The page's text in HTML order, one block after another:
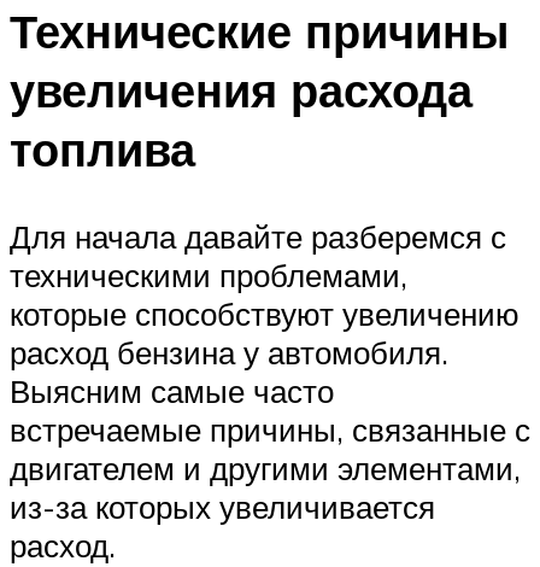
Технические причины
увеличения расхода
топлива
Для начала давайте разберемся с
техническими проблемами,
которые способствуют увеличению
расход бензина у автомобиля.
Выясним самые часто
встречаемые причины, связанные с
двигателем и другими элементами,
из-за которых увеличивается
расход.